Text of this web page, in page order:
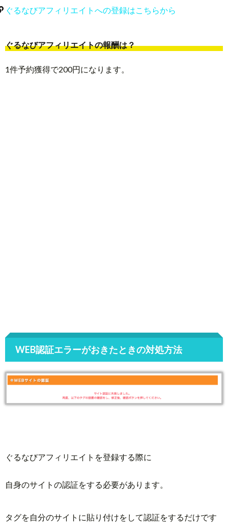
ぐるなびアフィリエイトへの登録はこちらから
ぐるなびアフィリエイトの報酬は？
1件予約獲得で200円になります。
WEB認証エラーがおきたときの対処方法
ぐるなびアフィリエイトを登録する際に
自身のサイトの認証をする必要があります。
タグを自分のサイトに貼り付けをして認証をするだけです